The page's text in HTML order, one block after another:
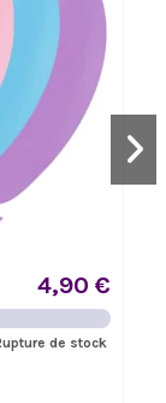
4,90 €
de stock